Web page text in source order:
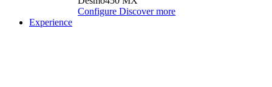
Configure Discover more
Experience